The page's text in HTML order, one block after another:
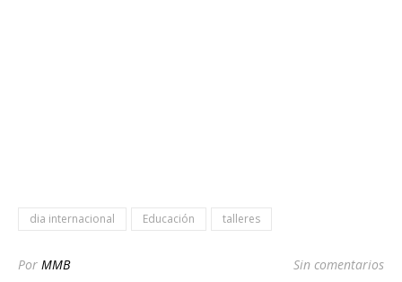
dia internacional Educación talleres
Por MMB Sin comentarios